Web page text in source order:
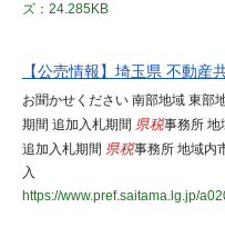
ズ：24.285KB
【公売情報】埼玉県 不動産
お聞かせください 南部地域 東部
期間 追加入札期間 県税事務所 地
追加入札期間 県税事務所 地域内
入
https://www.pref.saitama.lg.jp/